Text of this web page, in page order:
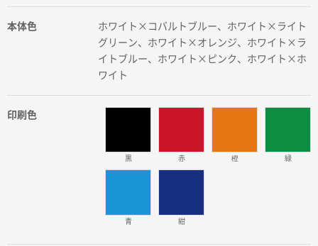
本体色
ホワイト×コバルトブルー、ホワイト×ライト
グリーン、ホワイト×オレンジ、ホワイト×ラ
イトブルー、ホワイト×ピンク、ホワイト×ホ
ワイト
印刷色
黒 赤 橙 緑
青 紺